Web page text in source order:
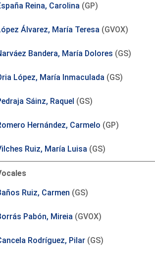
Reina, Carolina (GP)
Álvarez, María Teresa (GVOX)
Bandera, María Dolores (GS)
López, María Inmaculada (GS)
Sáinz, Raquel (GS)
Hernández, Carmelo (GP)
Ruiz, María Luisa (GS)
Ruiz, Carmen (GS)
Pabón, Mireia (GVOX)
Rodríguez, Pilar(GS)